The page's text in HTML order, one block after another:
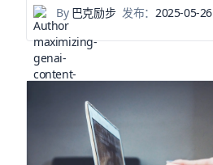
By巴克励步 发布：2025-05-26